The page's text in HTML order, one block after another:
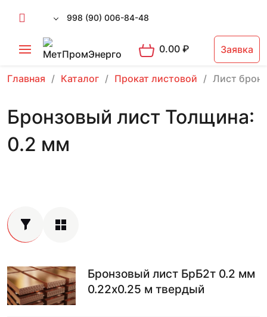
998 (90) 006-84-48
0.00₽ Заявка
Главная Каталог Прокат листовой Лист
Бронзовый лист Толщина:
0.2 мм
Бронзовый лист БрБ2т 0.2 мм
0.22х0.25 м твердый